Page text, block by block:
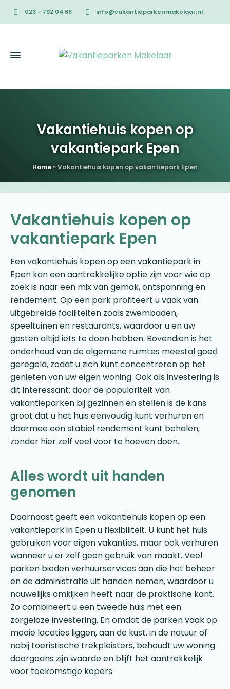
023 - 792 04 68 info@vakantieparkenmakelaar.nl
Vakantiehuis kopen op
vakantiepark Epen
Home»Vakantiehuis kopen op vakantiepark Epen
Vakantiehuis kopen op
vakantiepark Epen
Een vakantiehuis kopen op een vakantiepark in
Epen kan een aantrekkelijke optie zijn voor wie op
zoek is naar een mix van gemak, ontspanning en
rendement. Op een park profiteert u vaak van
uitgebreide faciliteiten zoals zwembaden,
speeltuinen en restaurants, waardoor u en uw
gasten altijd iets te doen hebben. Bovendien is het
onderhoud van de algemene ruimtes meestal goed
geregeld, zodat u zich kunt concentreren op het
genieten van uw eigen woning. Ook als investering is
dit interessant: door de populariteit van
vakantieparken bij gezinnen en stellen is de kans
groot dat u het huis eenvoudig kunt verhuren en
daarmee een stabiel rendement kunt behalen,
zonder hier zelf veel voor te hoeven doen.
Alles wordt uit handen
genomen
Daarnaast geeft een vakantiehuis kopen op een
vakantiepark in Epen u flexibiliteit. U kunt het huis
gebruiken voor eigen vakanties, maar ook verhuren
wanneer u er zelf geen gebruik van maakt. Veel
parken bieden verhuurservices aan die het beheer
en de administratie uit handen nemen, waardoor u
nauwelijks omkijken heeft naar de praktische kant.
Zo combineert u een tweede huis met een
zorgeloze investering. En omdat de parken vaak op
mooie locaties liggen, aan de kust, in de natuur of
nabij toeristische trekpleisters, behoudt uw woning
doorgaans zijn waarde en blijft het aantrekkelijk
voor toekomstige kopers.